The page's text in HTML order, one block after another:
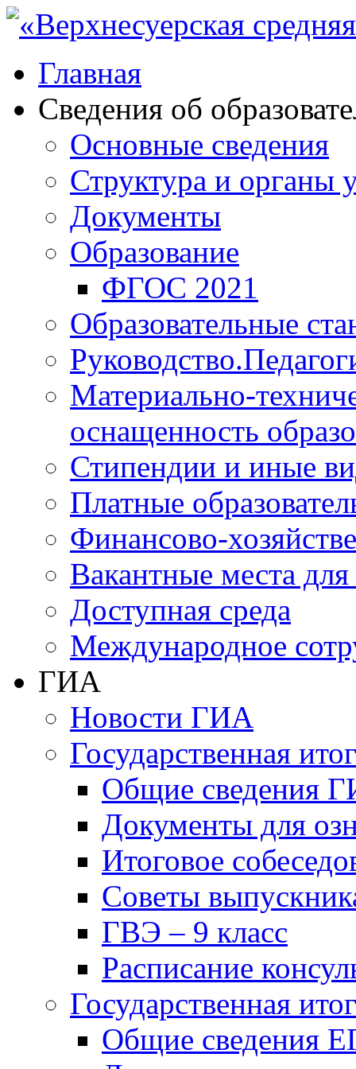
Главная
Сведения об
Основные сведения
Структура и органы
Документы
Образование
ФГОС 2021
Образовательные
Материально-
оснащенность
Стипендии и иные
Платные
Финансово-
Вакантные места
Доступная среда
Международное
ГИА
Новости ГИА
Государственная
Общие сведения
Документы для
Итоговое
Советы
ГВЭ – 9 класс
Расписание
Государственная
Общие сведения